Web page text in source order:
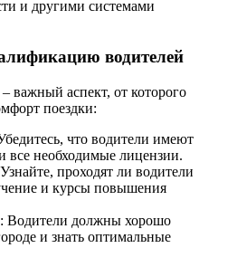
и другими системами
водителей
важный аспект, от которого
поездки:
что водители имеют
все необходимые лицензии.
проходят ли водители
и курсы повышения
: Водители должны хорошо
и знать оптимальные